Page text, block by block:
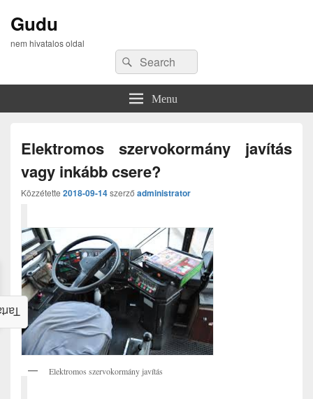
Gudu
nem hivatalos oldal
Search
for:
Search
Menu
Elektromos szervokormány javítás
vagy inkább csere?
Közzétette 2018-09-14szerző administrator
Elektromos szervokormány javítás